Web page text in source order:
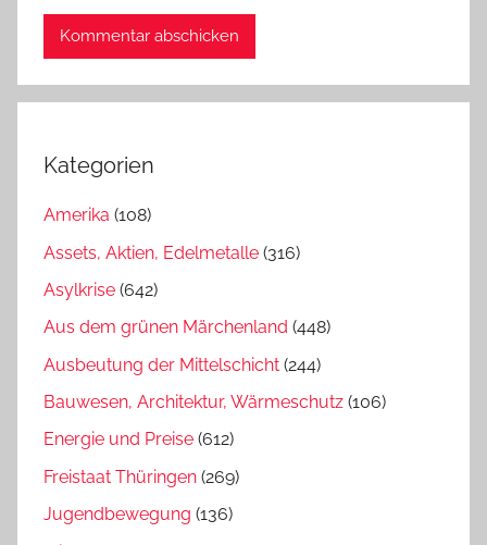
Kategorien
Amerika (108)
Assets, Aktien, Edelmetalle (316)
Asylkrise (642)
Aus dem grünen Märchenland (448)
Ausbeutung der Mittelschicht (244)
Bauwesen, Architektur, Wärmeschutz (106)
Energie und Preise (612)
Freistaat Thüringen (269)
Jugendbewegung (136)